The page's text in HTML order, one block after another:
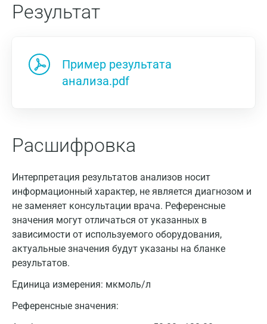
Результат
Пример результата
анализа.pdf
Расшифровка
Интерпретация результатов анализов носит
информационный характер, не является диагнозом и
не заменяет консультации врача. Референсные
значения могут отличаться от указанных в
зависимости от используемого оборудования,
актуальные значения будут указаны на бланке
результатов.
Единица измерения: мкмоль/л
Референсные значения: